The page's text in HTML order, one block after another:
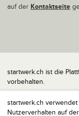
startwerk.ch
Nutzerverhalten auf
auf der Kontaktseite
startwerk.ch ist die
vorbehalten.
Impressum
Kontakt